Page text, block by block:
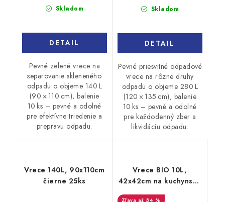
Skladom
DETAIL
Pevné zelené vrece na
separovanie skleneného
odpadu o objeme 140 L
(90 × 110 cm), balenie
10 ks – pevné a odolné
pre efektívne triedenie a
prepravu odpadu.
Skladom
DETAIL
Pevné priesvitné odpadové
vrece na rôzne druhy
odpadu o objeme 280 L
(120 × 135 cm), balenie
10 ks – pevné a odolné
pre každodenný zber a
likvidáciu odpadu.
Vrece 140L, 90x110cm
čierne 25ks
Vrece BIO 10L,
42x42cm na kuchynský
až 34 %